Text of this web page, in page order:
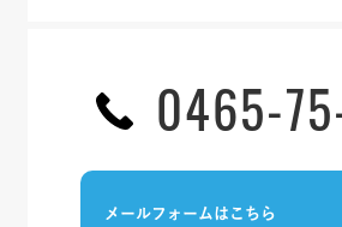
0465-
メールフォームはこちら